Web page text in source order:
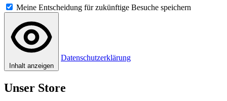
Meine Entscheidung für zukünftige Besuche speichern
Inhalt anzeigen
Datenschutzerklärung
Unser Store